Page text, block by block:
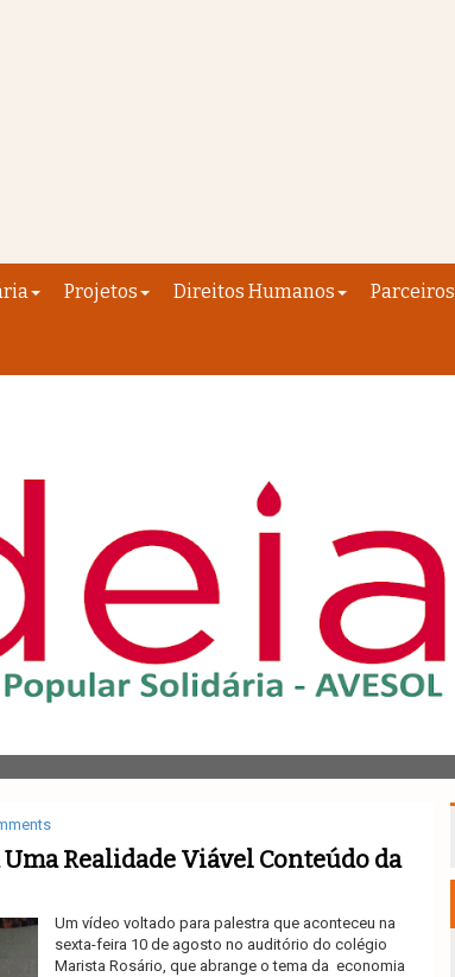
Projetos Direitos Humanos Parceiros
Realidade Viável Conteúdo da
Um vídeo voltado para palestra que aconteceu na
sexta-feira 10 de agosto no auditório do colégio
Marista Rosário, que abrange o tema da economia